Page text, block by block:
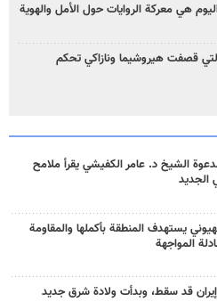
هي معركة الروايات حول الأمل والهوية
قصفت هيروشيما ونازاكي تحكم
الشيخ د. عامر الكفيشي يقرأ ملامح
الجديد
يستهدف المنطقة بأكملها والمقاومة
المواجهة
قد سقط، وبدأت ولادة شرق جديد